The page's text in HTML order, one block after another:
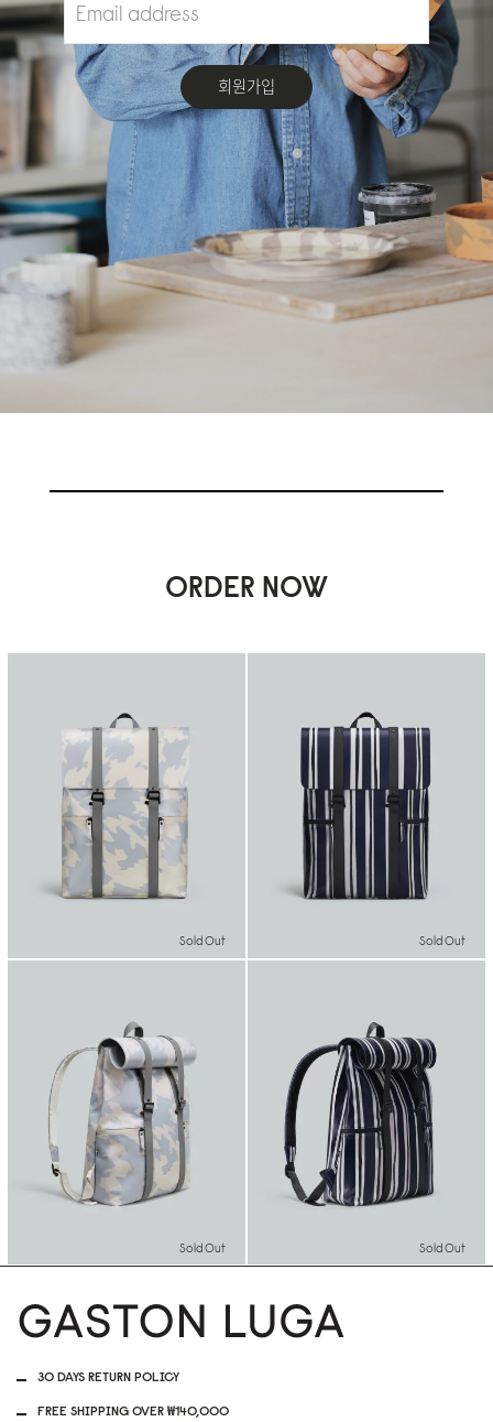
회원가입
ORDER NOW
Sold Out Sold Out
Sold Out Sold Out
30 DAYS RETURN POLICY
FREE SHIPPING OVER ₩140,000